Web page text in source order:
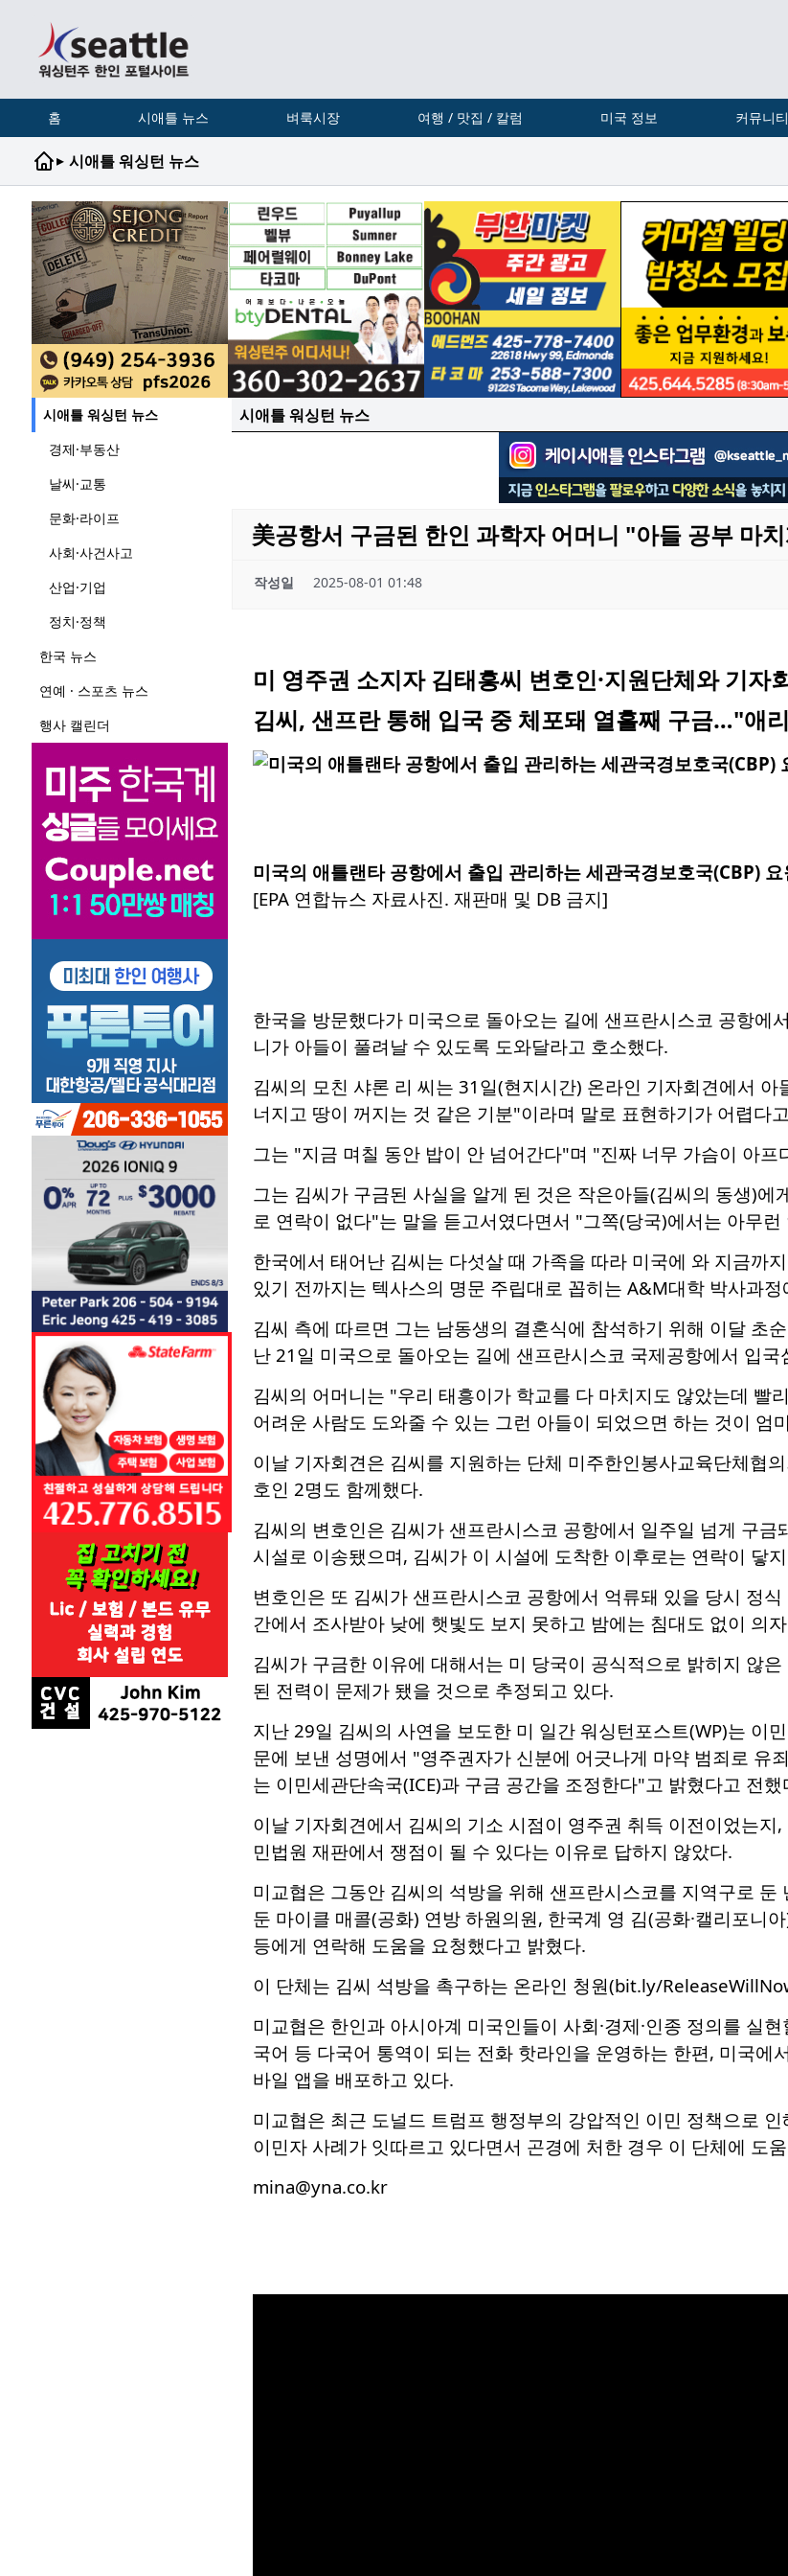
홈 시애틀 뉴스 벼룩시장 여행 / 맛집 / 칼럼 미국 정보 커뮤니티
▸ 시애틀 워싱턴 뉴스
시애틀 워싱턴 뉴스
경제·부동산
날씨·교통
문화·라이프
사회·사건사고
산업·기업
정치·정책
한국 뉴스
연예 · 스포츠 뉴스
행사 캘린더
시애틀 워싱턴 뉴스
美공항서 구금된 한인 과학자 어머니 "아들 공부 마
작성일 2025-08-01 01:48
미 영주권 소지자 김태흥씨 변호인·지원단체와 기자
김씨, 샌프란 통해 입국 중 체포돼 열흘째 구금…"애
미국의 애틀랜타 공항에서 출입 관리하는 세관국경보호국(CBP) 요
[EPA 연합뉴스 자료사진. 재판매 및 DB 금지]
한국을 방문했다가 미국으로 돌아오는 길에 샌프란시스코 공항에
니가 아들이 풀려날 수 있도록 도와달라고 호소했다.
김씨의 모친 샤론 리 씨는 31일(현지시간) 온라인 기자회견에서
너지고 땅이 꺼지는 것 같은 기분"이라며 말로 표현하기가 어렵다
그는 "지금 며칠 동안 밥이 안 넘어간다"며 "진짜 너무 가슴이 아프
그는 김씨가 구금된 사실을 알게 된 것은 작은아들(김씨의 동생)
로 연락이 없다"는 말을 듣고서였다면서 "그쪽(당국)에서는 아무
한국에서 태어난 김씨는 다섯살 때 가족을 따라 미국에 와 지금까
있기 전까지는 텍사스의 명문 주립대로 꼽히는 A&M대학 박사과
김씨 측에 따르면 그는 남동생의 결혼식에 참석하기 위해 이달 초
난 21일 미국으로 돌아오는 길에 샌프란시스코 국제공항에서 입
김씨의 어머니는 "우리 태흥이가 학교를 다 마치지도 않았는데 빨
어려운 사람도 도와줄 수 있는 그런 아들이 되었으면 하는 것이 엄
이날 기자회견은 김씨를 지원하는 단체 미주한인봉사교육단체협
호인 2명도 함께했다.
김씨의 변호인은 김씨가 샌프란시스코 공항에서 일주일 넘게 구
시설로 이송됐으며, 김씨가 이 시설에 도착한 이후로는 연락이 닿
변호인은 또 김씨가 샌프란시스코 공항에서 억류돼 있을 당시 정
간에서 조사받아 낮에 햇빛도 보지 못하고 밤에는 침대도 없이 의
김씨가 구금한 이유에 대해서는 미 당국이 공식적으로 밝히지 않
된 전력이 문제가 됐을 것으로 추정되고 있다.
지난 29일 김씨의 사연을 보도한 미 일간 워싱턴포스트(WP)는 이
문에 보낸 성명에서 "영주권자가 신분에 어긋나게 마약 범죄로 유
는 이민세관단속국(ICE)과 구금 공간을 조정한다"고 밝혔다고 전했
이날 기자회견에서 김씨의 기소 시점이 영주권 취득 이전이었는
민법원 재판에서 쟁점이 될 수 있다는 이유로 답하지 않았다.
미교협은 그동안 김씨의 석방을 위해 샌프란시스코를 지역구로
둔 마이클 매콜(공화) 연방 하원의원, 한국계 영 김(공화·캘리포니
등에게 연락해 도움을 요청했다고 밝혔다.
이 단체는 김씨 석방을 촉구하는 온라인 청원(bit.ly/
미교협은 한인과 아시아계 미국인들이 사회·경제·인종 정의를 실
국어 등 다국어 통역이 되는 전화 핫라인을 운영하는 한편, 미국
바일 앱을 배포하고 있다.
미교협은 최근 도널드 트럼프 행정부의 강압적인 이민 정책으로
이민자 사례가 잇따르고 있다면서 곤경에 처한 경우 이 단체에 도
mina@yna.co.kr